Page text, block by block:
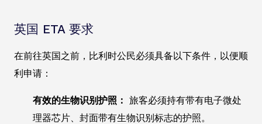
英国 ETA 要求
在前往英国之前，比利时公民必须具备以下条件，以便顺
利申请：
有效的生物识别护照： 旅客必须持有带有电子微处
理器芯片、封面带有生物识别标志的护照。